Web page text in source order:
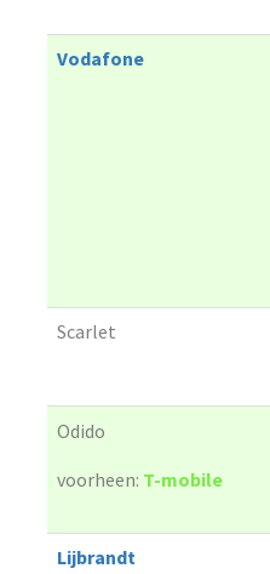
Vodafone
Scarlet
Odido
voorheen: T-mobile
Lijbrandt